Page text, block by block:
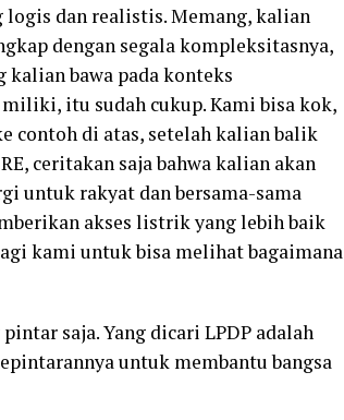
logis dan realistis. Memang, kalian
dengan segala kompleksitasnya,
bawa pada konteks
itu sudah cukup. Kami bisa kok,
contoh di atas, setelah kalian balik
ceritakan saja bahwa kalian akan
untuk rakyat dan bersama-sama
akses listrik yang lebih baik
kami untuk bisa melihat bagaimana
saja. Yang dicari LPDP adalah
untuk membantu bangsa